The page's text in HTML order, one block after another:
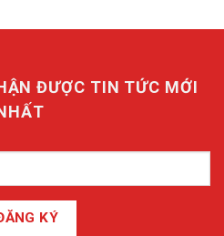
ĐƯỢC TIN TỨC MỚI
KÝ